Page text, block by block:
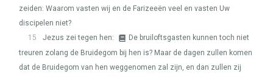
zeiden: Waarom vasten wij en de Farizeeën veel en vasten Uw
discipelen niet?
15
Jezus zei tegen hen:
De bruiloftsgasten kunnen toch niet
treuren zolang de Bruidegom bij hen is? Maar de dagen zullen komen
dat de Bruidegom van hen weggenomen zal zijn, en dan zullen zij